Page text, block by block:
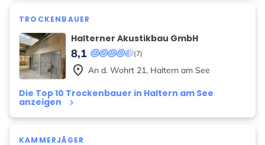
TROCKENBAUER
Halterner Akustikbau GmbH
(7)
8,1
Die Top 10 Trockenbauer in Haltern am See
anzeigen keyboard_arrow_right
place An d. Wohrt 21, Haltern am See
KAMMERJÄGER